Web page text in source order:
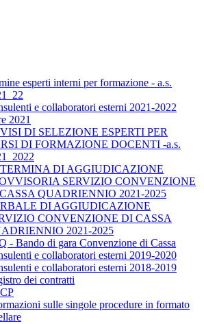
esperti interni per formazione - a.s.
e collaboratori esterni 2021-2022
2021
DI SELEZIONE ESPERTI PER
DI FORMAZIONE DOCENTI -a.s.
DI AGGIUDICAZIONE
SERVIZIO CONVENZIONE
QUADRIENNIO 2021-2025
DI AGGIUDICAZIONE
CONVENZIONE DI CASSA
2021-2025
- Bando di gara Convenzione di Cassa
e collaboratori esterni 2019-2020
e collaboratori esterni 2018-2019
dei contratti
sulle singole procedure in formato